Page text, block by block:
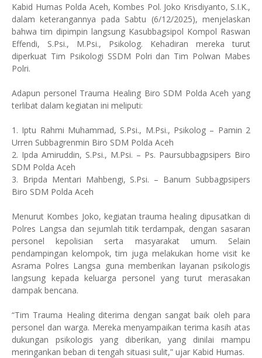
Kabid Humas Polda Aceh, Kombes Pol. Joko Krisdiyanto, S.I.K.,
dalam keterangannya pada Sabtu (6/12/2025), menjelaskan
bahwa tim dipimpin langsung Kasubbagsipol Kompol Raswan
Effendi, S.Psi., M.Psi., Psikolog. Kehadiran mereka turut
diperkuat Tim Psikologi SSDM Polri dan Tim Polwan Mabes
Polri.
Adapun personel Trauma Healing Biro SDM Polda Aceh yang
terlibat dalam kegiatan ini meliputi:
1. Iptu Rahmi Muhammad, S.Psi., M.Psi., Psikolog – Pamin 2
Urren Subbagrenmin Biro SDM Polda Aceh
2. Ipda Amiruddin, S.Psi., M.Psi. – Ps. Paursubbagpsipers Biro
SDM Polda Aceh
3. Bripda Mentari Mahbengi, S.Psi. – Banum Subbagpsipers
Biro SDM Polda Aceh
Menurut Kombes Joko, kegiatan trauma healing dipusatkan di
Polres Langsa dan sejumlah titik terdampak, dengan sasaran
personel kepolisian serta masyarakat umum. Selain
pendampingan kelompok, tim juga melakukan home visit ke
Asrama Polres Langsa guna memberikan layanan psikologis
langsung kepada keluarga personel yang turut merasakan
dampak bencana.
“Tim Trauma Healing diterima dengan sangat baik oleh para
personel dan warga. Mereka menyampaikan terima kasih atas
dukungan psikologis yang diberikan, yang dinilai mampu
meringankan beban di tengah situasi sulit,” ujar Kabid Humas.